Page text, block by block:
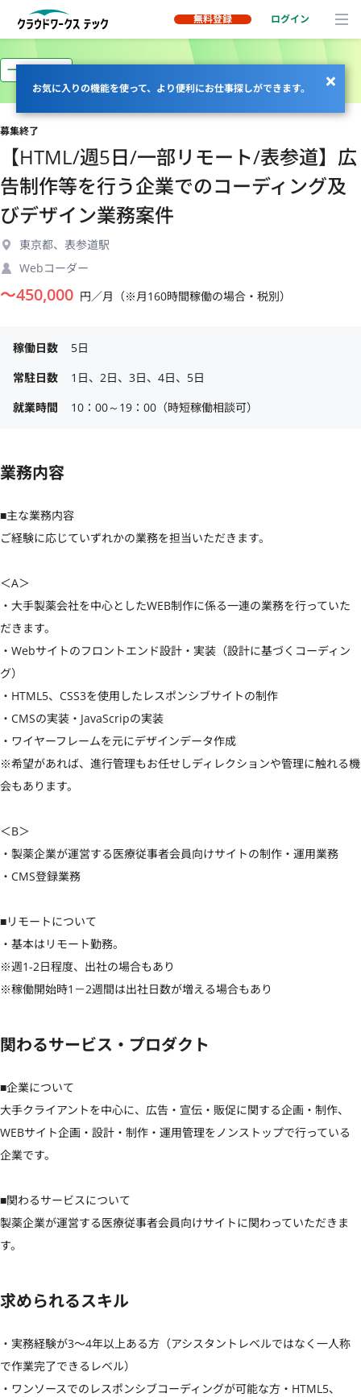
無料登録 ログイン
お気に入りの機能を使って、より便利にお仕事探しができます。
一部リモート
募集終了
【HTML/週5日/一部リモート/表参道】広
告制作等を行う企業でのコーディング及
びデザイン業務案件
東京都、表参道駅
Webコーダー
〜450,000 円／月（※月160時間稼働の場合・税別）
稼働日数
5日
常駐日数
1日、2日、3日、4日、5日
就業時間
10：00～19：00（時短稼働相談可）
業務内容
■主な業務内容
ご経験に応じていずれかの業務を担当いただきます。
＜A＞
・大手製薬会社を中心としたWEB制作に係る一連の業務を行っていた
だきます。
・Webサイトのフロントエンド設計・実装（設計に基づくコーディン
グ）
・HTML5、CSS3を使用したレスポンシブサイトの制作
・CMSの実装・JavaScripの実装
・ワイヤーフレームを元にデザインデータ作成
※希望があれば、進行管理もお任せしディレクションや管理に触れる機
会もあります。
＜B＞
・製薬企業が運営する医療従事者会員向けサイトの制作・運用業務
・CMS登録業務
■リモートについて
・基本はリモート勤務。
※週1-2日程度、出社の場合もあり
※稼働開始時1－2週間は出社日数が増える場合もあり
関わるサービス・プロダクト
■企業について
大手クライアントを中心に、広告・宣伝・販促に関する企画・制作、
WEBサイト企画・設計・制作・運用管理をノンストップで行っている
企業です。
■関わるサービスについて
製薬企業が運営する医療従事者会員向けサイトに関わっていただきま
す。
求められるスキル
・実務経験が3〜4年以上ある方（アシスタントレベルではなく一人称
で作業完了できるレベル）
・ワンソースでのレスポンシブコーディングが可能な方・HTML5、